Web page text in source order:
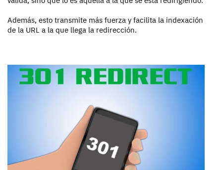
Además, esto transmite más fuerza y facilita la indexación
de la URL a la que llega la redirección.